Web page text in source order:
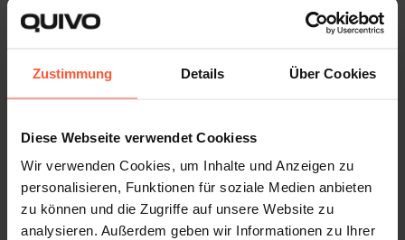
Zustimmung Details Über Cookies
Diese Webseite verwendet Cookiess
Wir verwenden Cookies, um Inhalte und Anzeigen zu
personalisieren, Funktionen für soziale Medien anbieten
zu können und die Zugriffe auf unsere Website zu
analysieren. Außerdem geben wir Informationen zu Ihrer
10. Wie läuft das
Retourenmanagement bei euch
FULFILLMENT, DAS EINFACH FUNKTIONIERT
Warum Schmuck- und Luxusmarken